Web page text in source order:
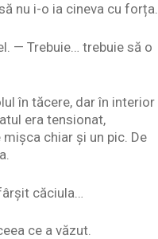
nu i-o ia cineva cu forța.
— Trebuie… trebuie să o
în tăcere, dar în interior
era tensionat,
chiar și un pic. De
căciula…
ce a văzut.